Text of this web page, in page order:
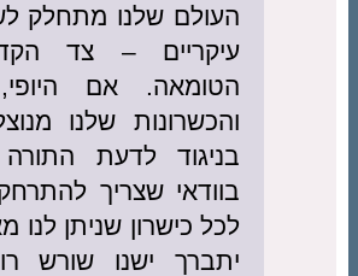
העולם שלנו מתחלק
עיקריים – צד
הטומאה. אם
והכשרונות שלנו
בניגוד לדעת
בוודאי שצריך
לכל כישרון שניתן לנו
יתברך ישנו שורש